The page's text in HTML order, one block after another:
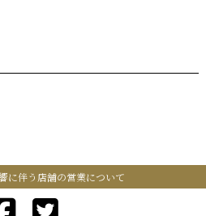
に伴う店舗の営業について